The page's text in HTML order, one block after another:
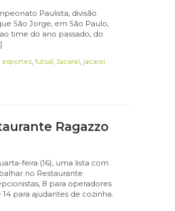
Paulista, divisão
São Jorge, em São Paulo,
time do ano passado, do
esportes,futsal ,Jacareí, jacareí
Ragazzo
feira (16), uma lista com
no Restaurante
8 para operadores
para ajudantes de cozinha.